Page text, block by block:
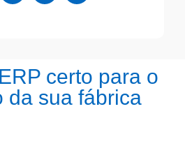
certo para o
da sua fábrica